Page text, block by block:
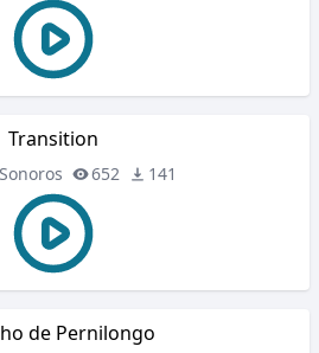
Transition
652 141
de Pernilongo